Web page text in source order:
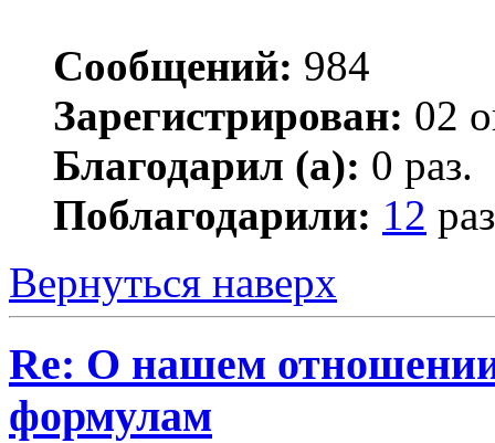
Сообщений: 984
Зарегистрирован: 02
Благодарил (а): 0 раз.
Поблагодарили: 12
Вернуться наверх
Re: О нашем
формулам